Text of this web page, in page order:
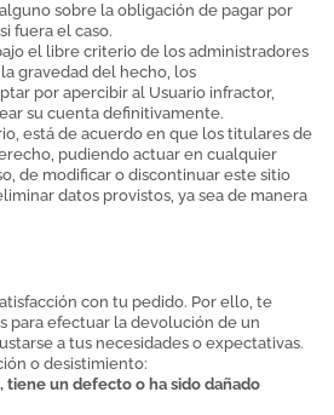
sobre la obligación de pagar por
fuera el caso.
el libre criterio de los administradores
gravedad del hecho, los
por apercibir al Usuario infractor,
su cuenta definitivamente.
está de acuerdo en que los titulares de
pudiendo actuar en cualquier
de modificar o discontinuar este sitio
datos provistos, ya sea de manera
con tu pedido. Por ello, te
para efectuar la devolución de un
a tus necesidades o expectativas.
o desistimiento:
tiene un defecto o ha sido dañado